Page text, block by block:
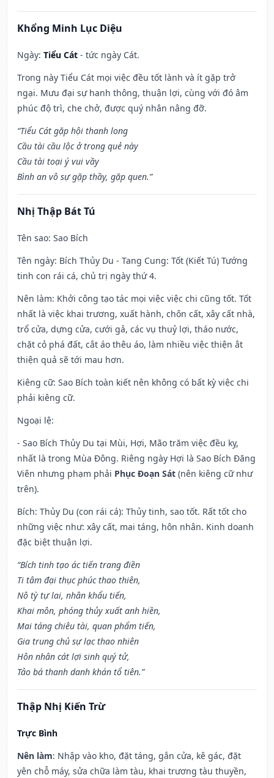
Khổng Minh Lục Diệu
Ngày: Tiểu Cát - tức ngày Cát.
Trong này Tiểu Cát mọi việc đều tốt lành và ít gặp trở
ngại. Mưu đại sự hanh thông, thuận lợi, cùng với đó âm
phúc độ trì, che chở, được quý nhân nâng đỡ.
“Tiểu Cát gặp hội thanh long
Cầu tài cầu lộc ở trong quẻ này
Cầu tài toại ý vui vầy
Bình an vô sự gặp thầy, gặp quen.”
Nhị Thập Bát Tú
Tên sao: Sao Bích
Tên ngày: Bích Thủy Du - Tang Cung: Tốt (Kiết Tú) Tướng
tinh con rái cá, chủ trị ngày thứ 4.
Nên làm: Khởi công tạo tác mọi việc việc chi cũng tốt. Tốt
nhất là việc khai trương, xuất hành, chôn cất, xây cất nhà,
trổ cửa, dựng cửa, cưới gả, các vụ thuỷ lợi, tháo nước,
chặt cỏ phá đất, cắt áo thêu áo, làm nhiều việc thiện ắt
thiện quả sẽ tới mau hơn.
Kiêng cữ: Sao Bích toàn kiết nên không có bất kỳ việc chi
phải kiêng cữ.
Ngoại lệ:
- Sao Bích Thủy Du tại Mùi, Hợi, Mão trăm việc đều kỵ,
nhất là trong Mùa Đông. Riêng ngày Hợi là Sao Bích Đăng
Viên nhưng phạm phải Phục Đoạn Sát (nên kiêng cữ như
trên).
Bích: Thủy Du (con rái cá): Thủy tinh, sao tốt. Rất tốt cho
những việc như: xây cất, mai táng, hôn nhân. Kinh doanh
đặc biệt thuận lợi.
“Bích tinh tạo ác tiến trang điền
Ti tâm đại thục phúc thao thiên,
Nô tỳ tự lai, nhân khẩu tiến,
Khai môn, phóng thủy xuất anh hiền,
Mai táng chiêu tài, quan phẩm tiến,
Gia trung chủ sự lạc thao nhiên
Hôn nhân cát lợi sinh quý tử,
Tảo bá thanh danh khán tổ tiên.”
Thập Nhị Kiến Trừ
Trực Bình
Nên làm: Nhập vào kho, đặt táng, gắn cửa, kê gác, đặt
yên chỗ máy, sửa chữa làm tàu, khai trương tàu thuyền,